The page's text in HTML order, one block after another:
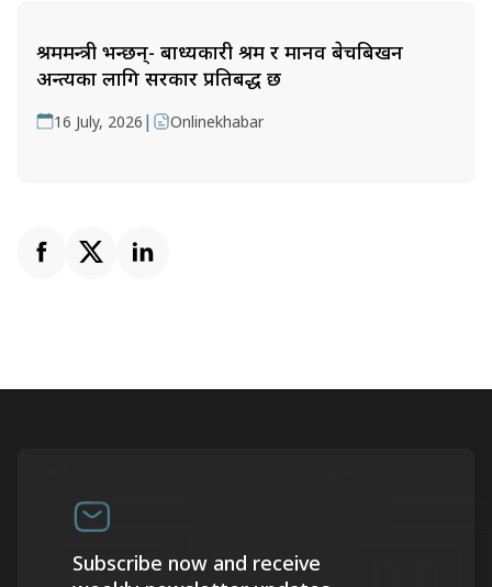
श्रममन्त्री भन्छन्- बाध्यकारी श्रम र मानव बेचबिखन
अन्त्यका लागि सरकार प्रतिबद्ध छ
16 July, 2026 | Onlinekhabar
Subscribe now and receive